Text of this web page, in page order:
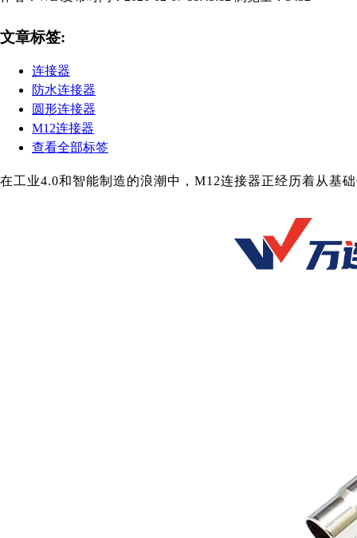
文章标签:
连接器
防水连接器
圆形连接器
M12连接器
查看全部标签
在工业4.0和智能制造的浪潮中，M12连接器正经历着从基